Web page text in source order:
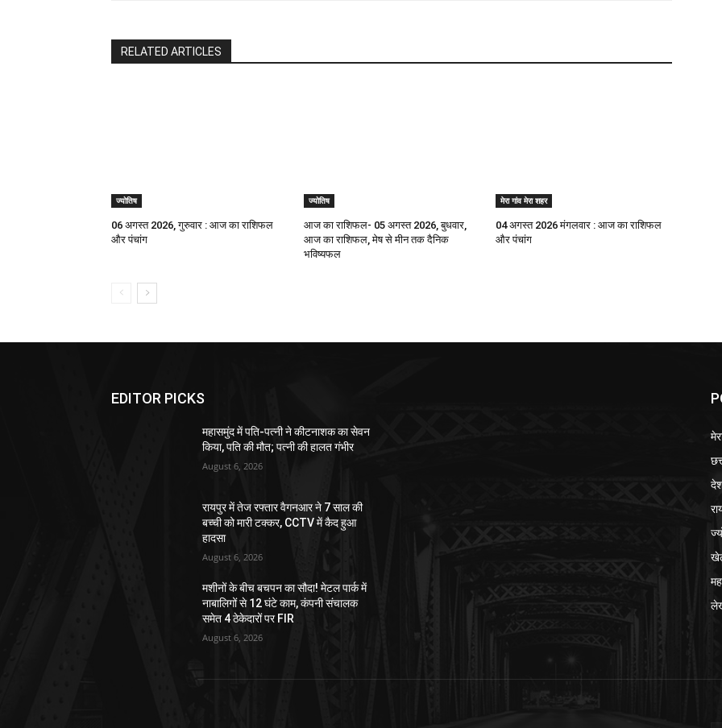
RELATED ARTICLES
ज्योतिष
06 अगस्त 2026, गुरुवार : आज का राशिफल
और पंचांग
ज्योतिष
आज का राशिफल- 05 अगस्त 2026, बुधवार,
आज का राशिफल, मेष से मीन तक दैनिक
भविष्यफल
मेरा गांव मेरा शहर
04 अगस्त 2026 मंगलवार : आज का राशिफल
और पंचांग
EDITOR PICKS
महासमुंद में पति-पत्नी ने कीटनाशक का सेवन
किया, पति की मौत; पत्नी की हालत गंभीर
August 6, 2026
रायपुर में तेज रफ्तार वैगनआर ने 7 साल की
बच्ची को मारी टक्कर, CCTV में कैद हुआ
हादसा
August 6, 2026
मशीनों के बीच बचपन का सौदा! मेटल पार्क में
नाबालिगों से 12 घंटे काम, कंपनी संचालक
समेत 4 ठेकेदारों पर FIR
August 6, 2026